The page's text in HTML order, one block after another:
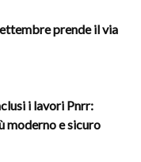
prende il via
i lavori Pnrr:
moderno e sicuro